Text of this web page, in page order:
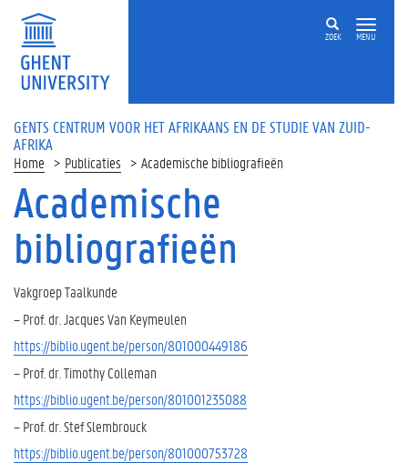
ZOEK MENU
GENTS CENTRUM VOOR HET AFRIKAANS EN DE STUDIE VAN ZUID-
AFRIKA
Home Publicaties Academische bibliografieën
Academische
bibliografieën
Vakgroep Taalkunde
– Prof. dr. Jacques Van Keymeulen
https://biblio.ugent.be/person/801000449186
– Prof. dr. Timothy Colleman
https://biblio.ugent.be/person/801001235088
– Prof. dr. Stef Slembrouck
https://biblio.ugent.be/person/801000753728